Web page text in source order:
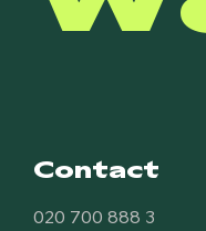
Contact
020 700 888 3